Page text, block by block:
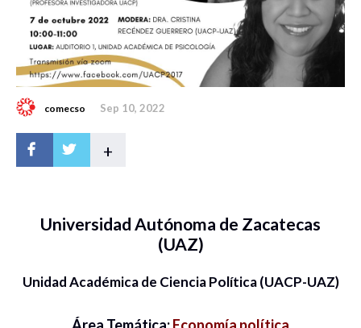
comecso Sep 10, 2022
+
Universidad Autónoma de Zacatecas
(UAZ)
Unidad Académica de Ciencia Política (UACP-UAZ)